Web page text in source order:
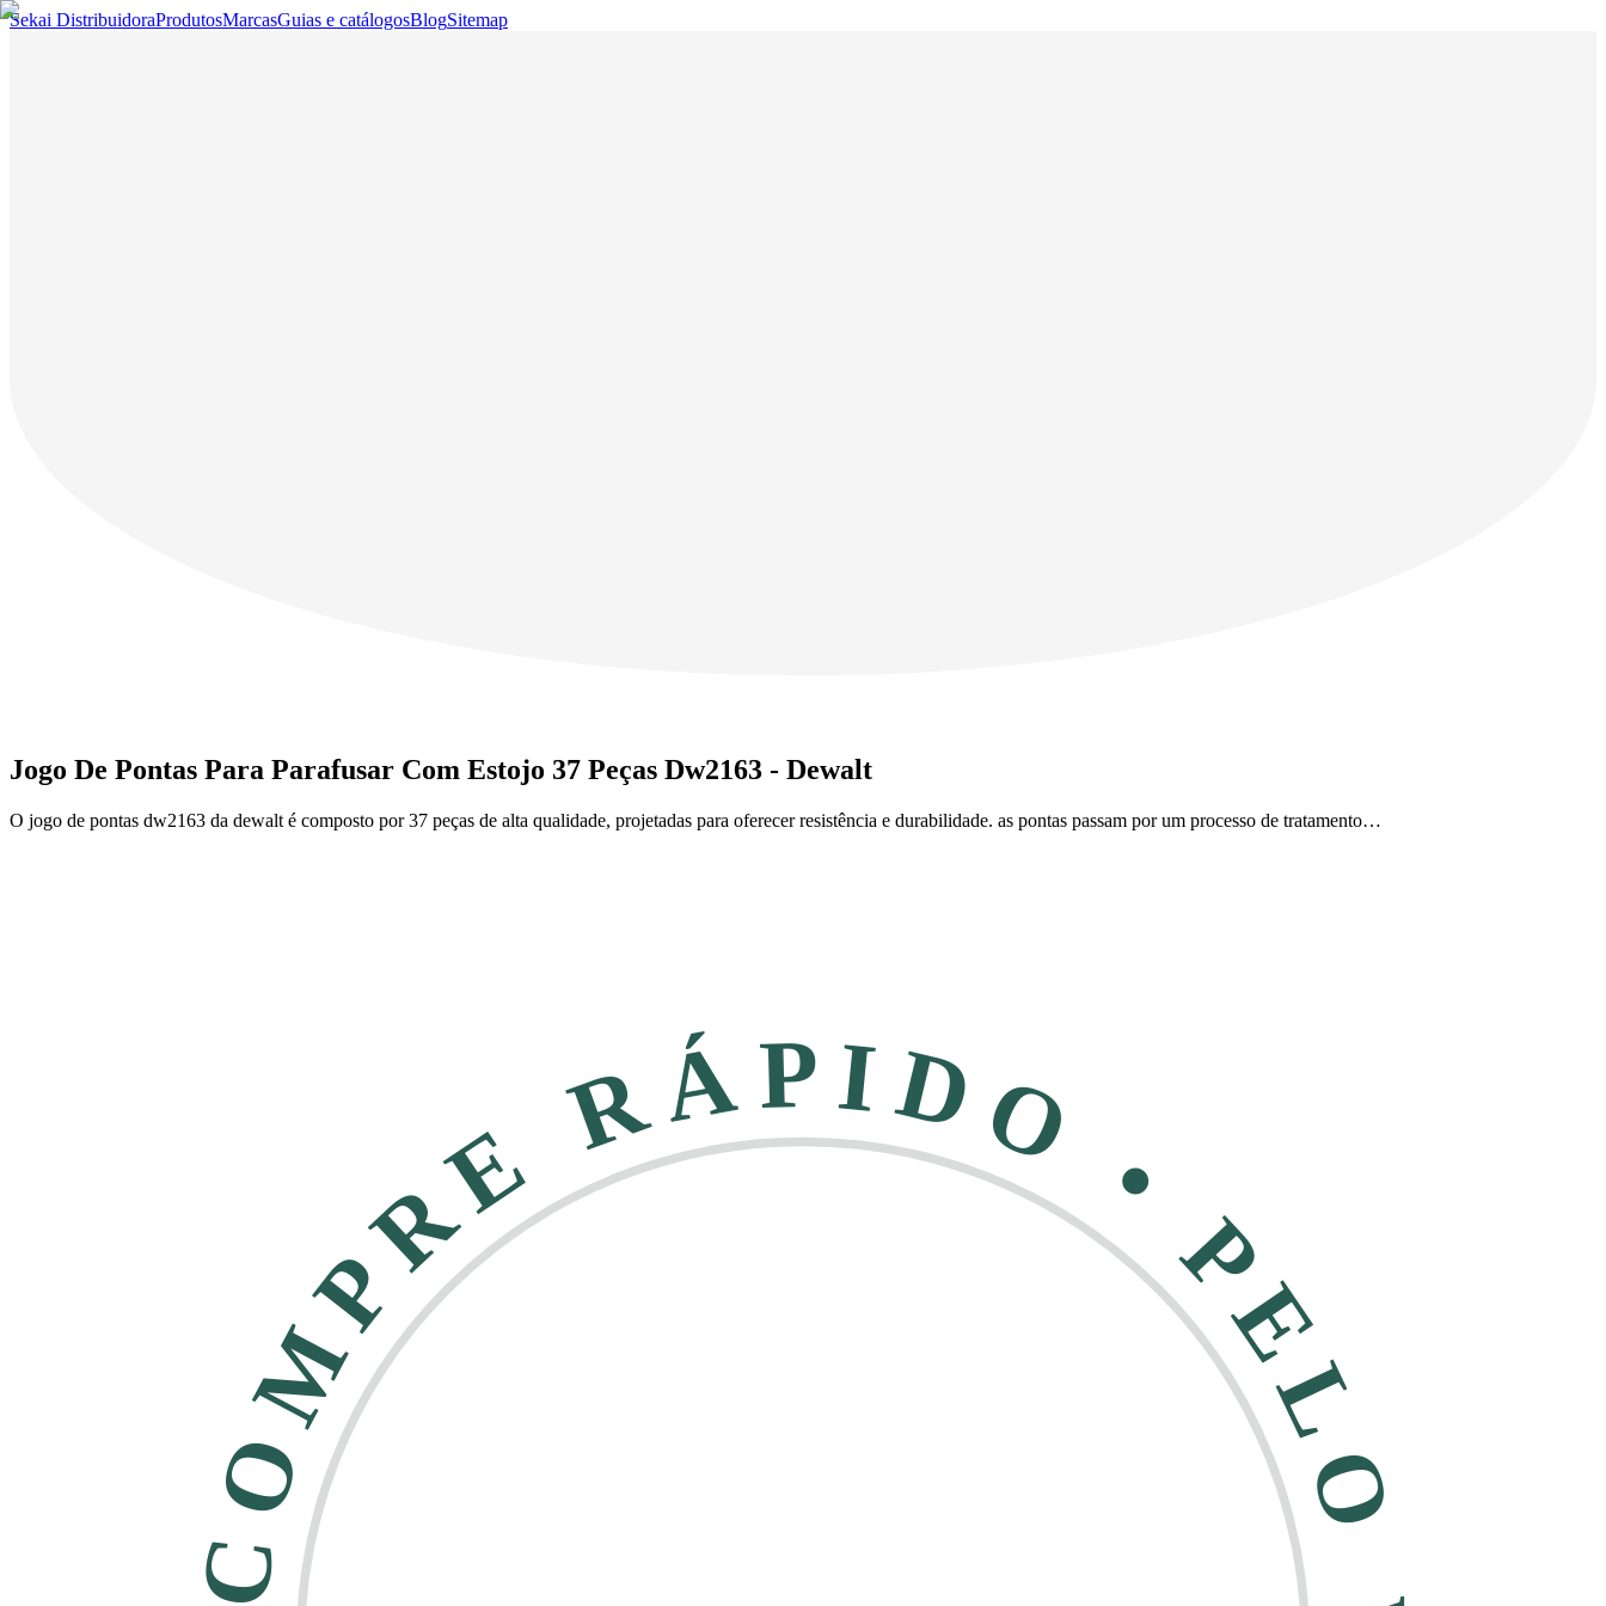
Sekai DistribuidoraProdutosMarcasGuias e catálogosBlogSitemap
Jogo De Pontas Para Parafusar Com Estojo 37 Peças Dw2163 - Dewalt
O jogo de pontas dw2163 da dewalt é composto por 37 peças de alta qualidade, projetadas para oferecer resistência e durabilidade. as pontas passam por um processo de tratamento…